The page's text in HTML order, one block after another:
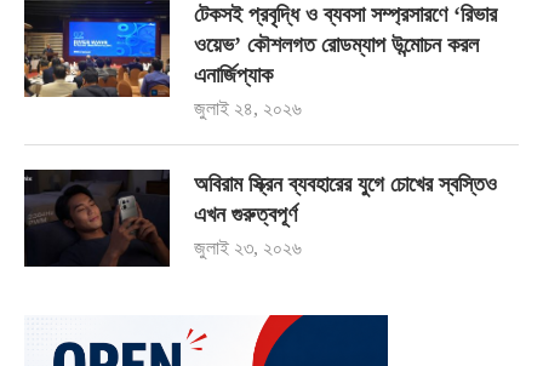
টেকসই প্রবৃদ্ধি ও ব্যবসা সম্প্রসারণে ‘রিভার
ওয়েভ’ কৌশলগত রোডম্যাপ উন্মোচন করল
এনার্জিপ্যাক
জুলাই ২৪, ২০২৬
অবিরাম স্ক্রিন ব্যবহারের যুগে চোখের স্বস্তিও
এখন গুরুত্বপূর্ণ
জুলাই ২৩, ২০২৬